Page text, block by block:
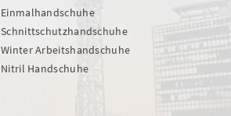
Einmalhandschuhe
Schnittschutzhandschuhe
Winter Arbeitshandschuhe
Nitril Handschuhe